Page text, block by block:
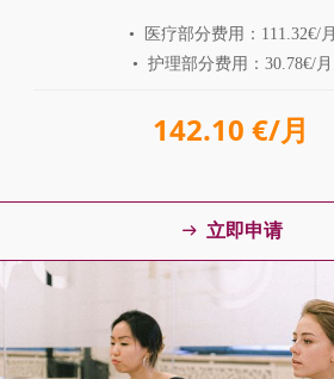
• 医疗部分费用：111.32€/月
• 护理部分费用：30.78€/月
142.10 €/月
ꁹ 立即申请